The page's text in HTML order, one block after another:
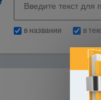
в названии в